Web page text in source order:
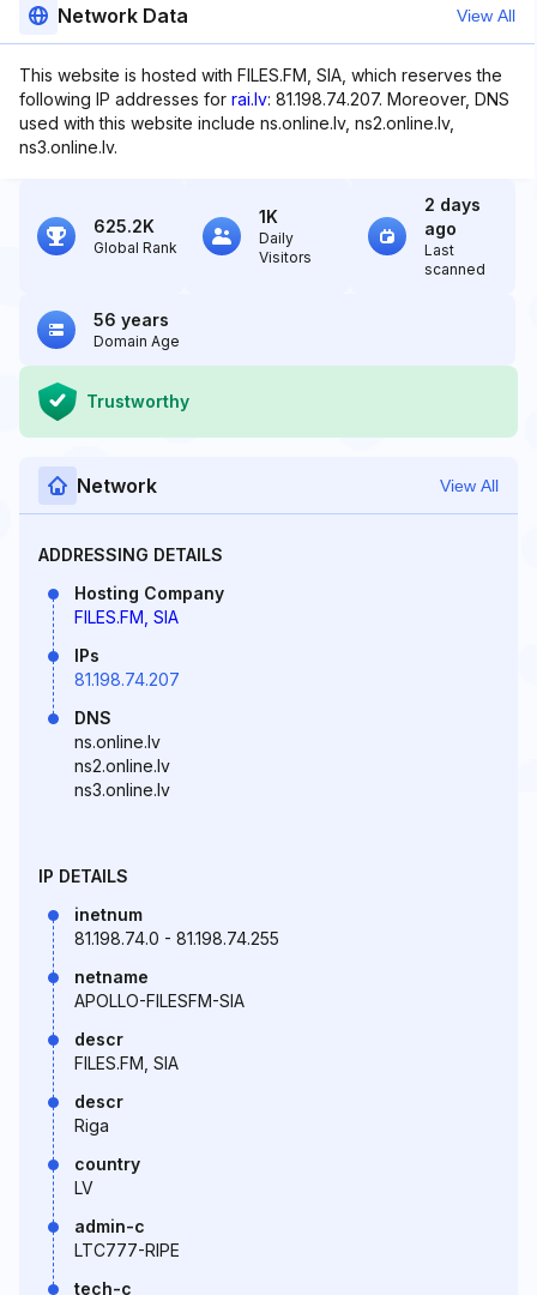
Network Data View All
This website is hosted with FILES.FM, SIA, which reserves the
following IP addresses for rai.lv: 81.198.74.207. Moreover, DNS
used with this website include ns.online.lv, ns2.online.lv,
ns3.online.lv.
625.2K
Global Rank
1K
Daily
Visitors
2 days
ago
Last
scanned
56 years
Domain Age
Trustworthy
Network View All
ADDRESSING DETAILS
Hosting Company
FILES.FM, SIA
IPs
81.198.74.207
DNS
ns.online.lv
ns2.online.lv
ns3.online.lv
IP DETAILS
inetnum
81.198.74.0 - 81.198.74.255
netname
APOLLO-FILESFM-SIA
descr
FILES.FM, SIA
descr
Riga
country
LV
admin-c
LTC777-RIPE
tech-c